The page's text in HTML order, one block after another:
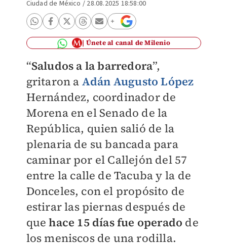
Ciudad de México / 28.08.2025 18:58:00
Únete al canal de Milenio
“Saludos a la barredora”,
gritaron a Adán Augusto López
Hernández, coordinador de
Morena en el Senado de la
República, quien salió de la
plenaria de su bancada para
caminar por el Callejón del 57
entre la calle de Tacuba y la de
Donceles, con el propósito de
estirar las piernas después de
quehace 15 días fue operado de
los meniscos de una rodilla.